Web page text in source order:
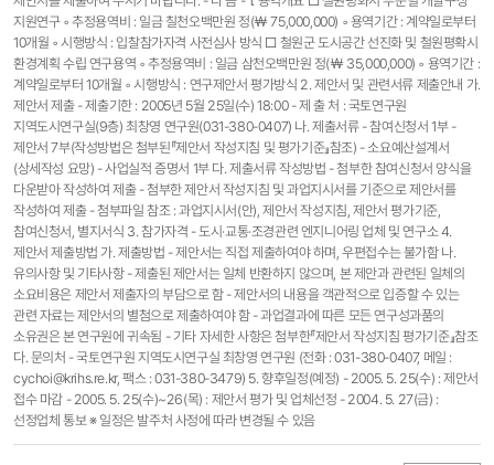
지원연구 ◦ 추정용역비 : 일금 칠천오백만원 정(￦ 75,000,000) ◦ 용역기간 : 계약일로부터
10개월 ◦ 시행방식 : 입찰참가자격 사전심사 방식 □ 철원군 도시공간 선진화 및 철원평확시
환경계획 수립 연구용역 ◦ 추정용역비 : 일금 삼천오백만원 정(￦ 35,000,000) ◦ 용역기간 :
계약일로부터 10개월 ◦ 시행방식 : 연구제안서 평가방식 2. 제안서 및 관련서류 제출안내 가.
제안서 제출 - 제출기한 : 2005년 5월 25일(수) 18:00 - 제 출 처 : 국토연구원
지역도시연구실(9층) 최창영 연구원(031-380-0407) 나. 제출서류 - 참여신청서 1부 -
제안서 7부(작성방법은 첨부된『제안서 작성지침 및 평가기준』참조) - 소요예산설계서
(상세작성 요망) - 사업실적 증명서 1부 다. 제출서류 작성방법 - 첨부한 참여신청서 양식을
다운받아 작성하여 제출 - 첨부한 제안서 작성지침 및 과업지시서를 기준으로 제안서를
작성하여 제출 - 첨부파일 참조 : 과업지시서(안), 제안서 작성지침, 제안서 평가기준,
참여신청서, 별지서식 3. 참가자격 - 도시·교통·조경관련 엔지니어링 업체 및 연구소 4.
제안서 제출방법 가. 제출방법 - 제안서는 직접 제출하여야 하며, 우편접수는 불가함 나.
유의사항 및 기타사항 - 제출된 제안서는 일체 반환하지 않으며, 본 제안과 관련된 일체의
소요비용은 제안서 제출자의 부담으로 함 - 제안서의 내용을 객관적으로 입증할 수 있는
관련 자료는 제안서의 별첨으로 제출하여야 함 - 과업결과에 따른 모든 연구성과품의
소유권은 본 연구원에 귀속됨 - 기타 자세한 사항은 첨부한『제안서 작성지침 평가기준』참조
다. 문의처 - 국토연구원 지역도시연구실 최창영 연구원 (전화 : 031-380-0407, 메일 :
cychoi@krihs.re.kr, 팩스 : 031-380-3479) 5. 향후일정(예정) - 2005. 5. 25(수) : 제안서
접수 마감 - 2005. 5. 25(수)~26(목) : 제안서 평가 및 업체선정 - 2004. 5. 27(금) :
선정업체 통보 ※ 일정은 발주처 사정에 따라 변경될 수 있음